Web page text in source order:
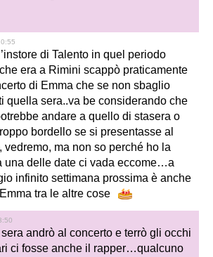
di Talento in quel periodo
era a Rimini scappò praticamente
di Emma che se non sbaglio
quella sera..va be considerando che
andare a quello di stasera o
bordello se si presentasse al
vedremo, ma non so perché ho la
una delle date ci vada eccome…a
infinito settimana prossima è anche
tra le altre cose
andrò al concerto e terrò gli occhi
ci fosse anche il rapper…qualcuno